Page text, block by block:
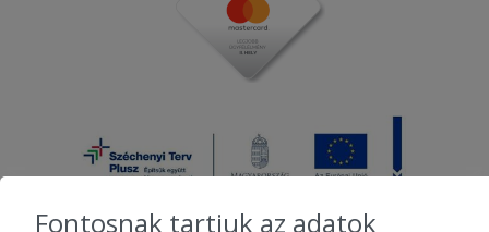
Fontosnak tartjuk az adatok